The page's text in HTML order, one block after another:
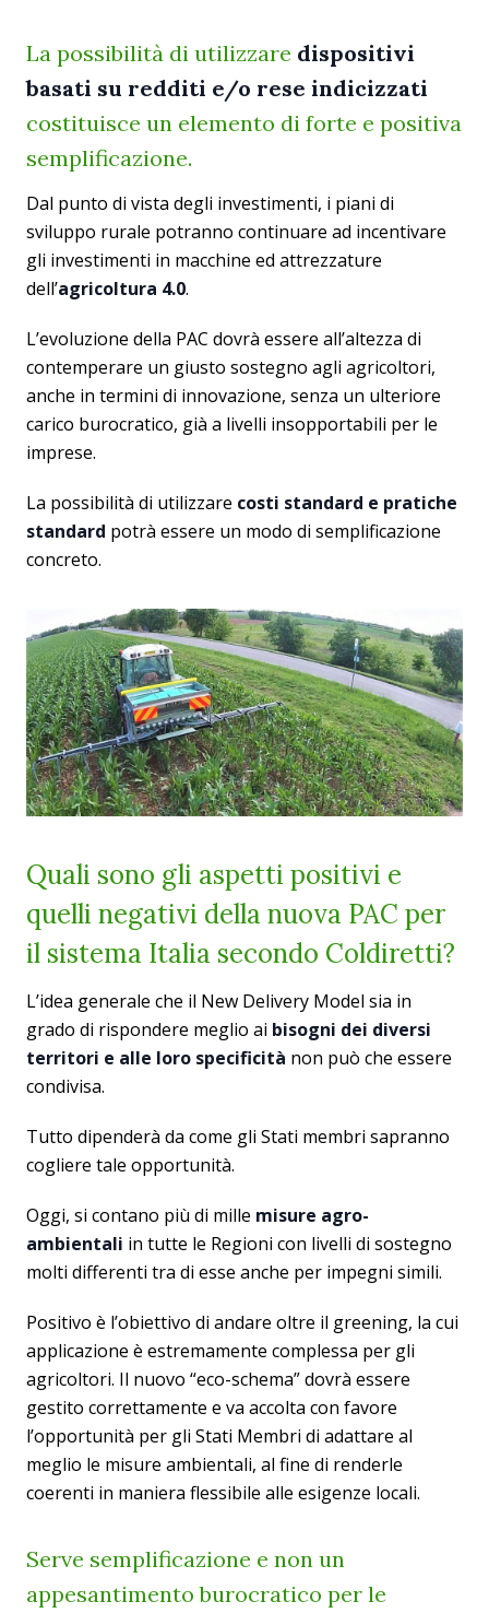
La possibilità di utilizzare dispositivi
basati su redditi e/o rese indicizzati
costituisce un elemento di forte e positiva
semplificazione.
Dal punto di vista degli investimenti, i piani di
sviluppo rurale potranno continuare ad incentivare
gli investimenti in macchine ed attrezzature
dell’agricoltura 4.0.
L’evoluzione della PAC dovrà essere all’altezza di
contemperare un giusto sostegno agli agricoltori,
anche in termini di innovazione, senza un ulteriore
carico burocratico, già a livelli insopportabili per le
imprese.
La possibilità di utilizzare costi standard e pratiche
standard potrà essere un modo di semplificazione
concreto.
Quali sono gli aspetti positivi e
quelli negativi della nuova PAC per
il sistema Italia secondo Coldiretti?
L’idea generale che il New Delivery Model sia in
grado di rispondere meglio ai bisogni dei diversi
territori e alle loro specificità non può che essere
condivisa.
Tutto dipenderà da come gli Stati membri sapranno
cogliere tale opportunità.
Oggi, si contano più di mille misure agro-
ambientali in tutte le Regioni con livelli di sostegno
molti differenti tra di esse anche per impegni simili.
Positivo è l’obiettivo di andare oltre il greening, la cui
applicazione è estremamente complessa per gli
agricoltori. Il nuovo “eco-schema” dovrà essere
gestito correttamente e va accolta con favore
l’opportunità per gli Stati Membri di adattare al
meglio le misure ambientali, al fine di renderle
coerenti in maniera flessibile alle esigenze locali.
Serve semplificazione e non un
appesantimento burocratico per le